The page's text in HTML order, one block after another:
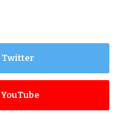
Twitter
YouTube